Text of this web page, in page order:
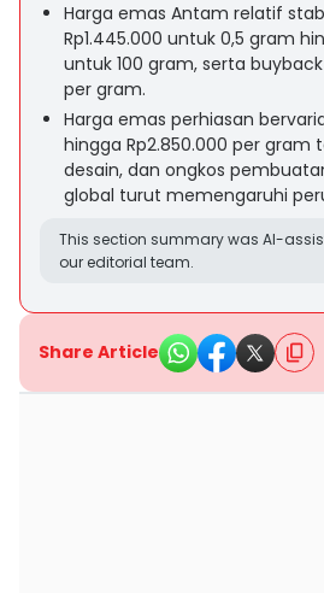
Harga emas Antam relatif
Rp1.445.000 untuk 0,5 gram
untuk 100 gram, serta
per gram.
Harga emas perhiasan
hingga Rp2.850.000 per gram
desain, dan ongkos
global turut memengaruhi
This section summary was AI-
our editorial team.
Share Article